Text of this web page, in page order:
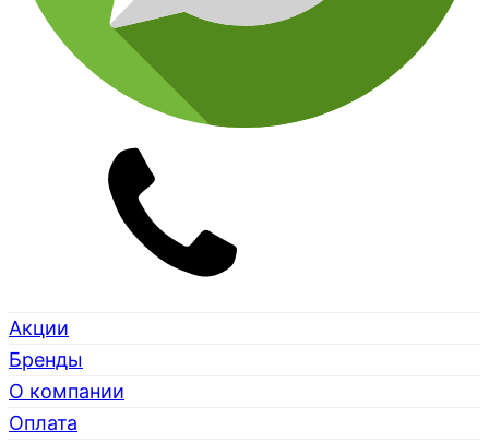
Акции
Бренды
О компании
Оплата